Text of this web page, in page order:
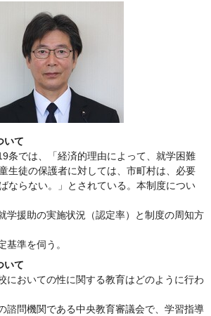
いて
条では、「経済的理由によって、就学困難
生徒の保護者に対しては、市町村は、必要
ならない。」とされている。本制度につい
学援助の実施状況（認定率）と制度の周知方
基準を伺う。
いて
においての性に関する教育はどのように行わ
諮問機関である中央教育審議会で、学習指導